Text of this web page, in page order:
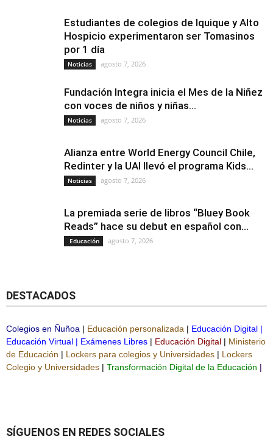
Estudiantes de colegios de Iquique y Alto
Hospicio experimentaron ser Tomasinos
por 1 día
Noticias agosto 7, 2026
Fundación Integra inicia el Mes de la Niñez
con voces de niños y niñas...
Noticias agosto 7, 2026
Alianza entre World Energy Council Chile,
Redinter y la UAI llevó el programa Kids...
Noticias agosto 7, 2026
La premiada serie de libros “Bluey Book
Reads” hace su debut en español con...
Educación agosto 7, 2026
DESTACADOS
Colegios en Ñuñoa | Educación personalizada | Educación Digital |
Educación Virtual | Exámenes Libres | Educación Digital | Ministerio
de Educación | Lockers para colegios y Universidades | Lockers
Colegio y Universidades | Transformación Digital de la Educación |
SÍGUENOS EN REDES SOCIALES